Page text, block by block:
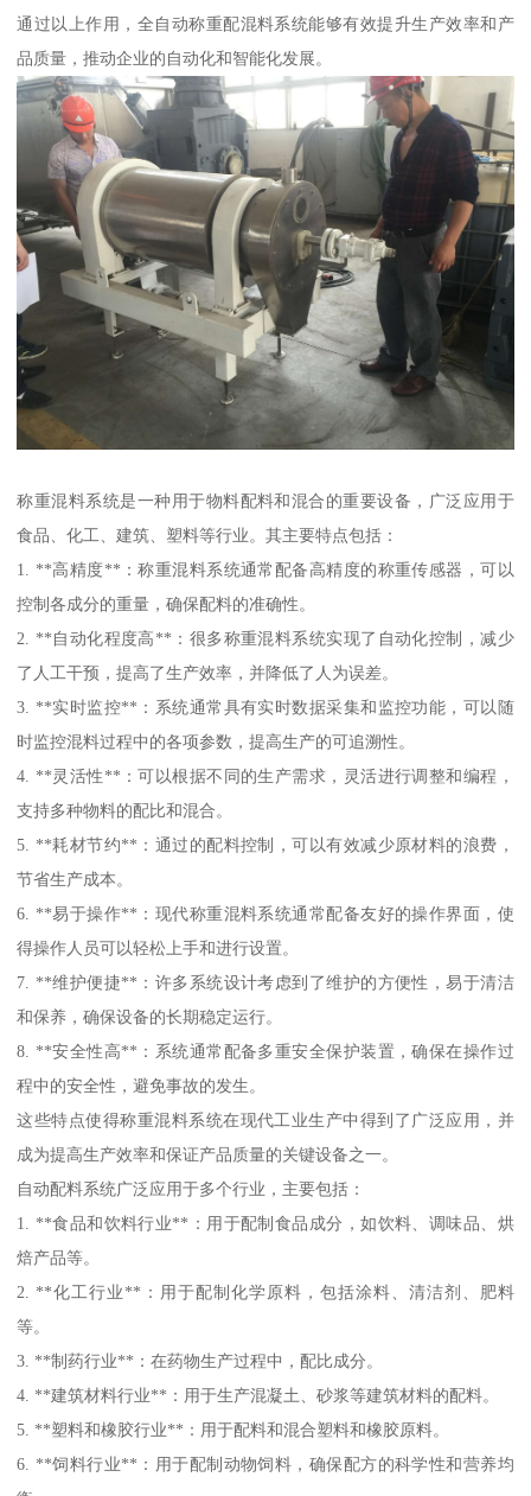
通过以上作用，全自动称重配混料系统能够有效提升生产效率和产
品质量，推动企业的自动化和智能化发展。
称重混料系统是一种用于物料配料和混合的重要设备，广泛应用于
食品、化工、建筑、塑料等行业。其主要特点包括：
1. **高精度**：称重混料系统通常配备高精度的称重传感器，可以
控制各成分的重量，确保配料的准确性。
2. **自动化程度高**：很多称重混料系统实现了自动化控制，减少
了人工干预，提高了生产效率，并降低了人为误差。
3. **实时监控**：系统通常具有实时数据采集和监控功能，可以随
时监控混料过程中的各项参数，提高生产的可追溯性。
4. **灵活性**：可以根据不同的生产需求，灵活进行调整和编程，
支持多种物料的配比和混合。
5. **耗材节约**：通过的配料控制，可以有效减少原材料的浪费，
节省生产成本。
6. **易于操作**：现代称重混料系统通常配备友好的操作界面，使
得操作人员可以轻松上手和进行设置。
7. **维护便捷**：许多系统设计考虑到了维护的方便性，易于清洁
和保养，确保设备的长期稳定运行。
8. **安全性高**：系统通常配备多重安全保护装置，确保在操作过
程中的安全性，避免事故的发生。
这些特点使得称重混料系统在现代工业生产中得到了广泛应用，并
成为提高生产效率和保证产品质量的关键设备之一。
自动配料系统广泛应用于多个行业，主要包括：
1. **食品和饮料行业**：用于配制食品成分，如饮料、调味品、烘
焙产品等。
2. **化工行业**：用于配制化学原料，包括涂料、清洁剂、肥料
等。
3. **制药行业**：在药物生产过程中，配比成分。
4. **建筑材料行业**：用于生产混凝土、砂浆等建筑材料的配料。
5. **塑料和橡胶行业**：用于配料和混合塑料和橡胶原料。
6. **饲料行业**：用于配制动物饲料，确保配方的科学性和营养均